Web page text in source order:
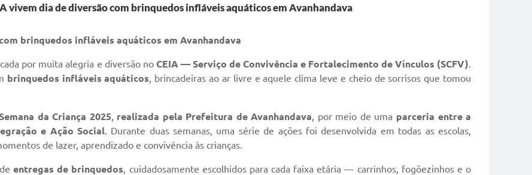
vivem dia de diversão com brinquedos infláveis aquáticos em Avanhandava
brinquedos infláveis aquáticos em Avanhandava
por muita alegria e diversão no CEIA — Serviço de Convivência e Fortalecimento de Vínculos (SCFV).
brinquedos infláveis aquáticos, brincadeiras ao ar livre e aquele clima leve e cheio de sorrisos que tomou
da Criança 2025, realizada pela Prefeitura de Avanhandava, por meio de uma parceria entre a
e Ação Social. Durante duas semanas, uma série de ações foi desenvolvida em todas as escolas,
de lazer, aprendizado e convivência às crianças.
deentregas de brinquedos, cuidadosamente escolhidos para cada faixa etária — carrinhos, fogõezinhos e o